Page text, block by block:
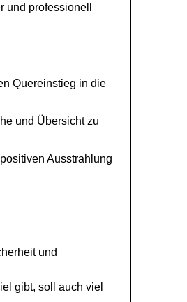
professionell
Quereinstieg in die
und Übersicht zu
Ausstrahlung
und
gibt, soll auch viel